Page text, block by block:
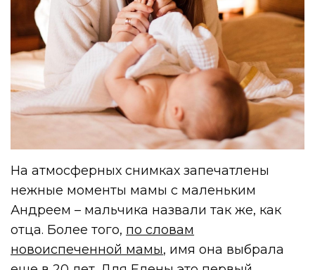
На атмосферных снимках запечатлены
нежные моменты мамы с маленьким
Андреем – мальчика назвали так же, как
отца. Более того, по словам
новоиспеченной мамы, имя она выбрала